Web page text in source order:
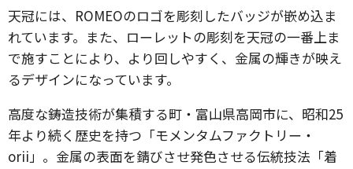
天冠には、ROMEOのロゴを彫刻したバッジが嵌め込ま
れています。また、ローレットの彫刻を天冠の一番上ま
で施すことにより、より回しやすく、金属の輝きが映え
るデザインになっています。
高度な鋳造技術が集積する町・富山県高岡市に、昭和25
年より続く歴史を持つ「モメンタムファクトリー・
orii」。金属の表面を錆びさせ発色させる伝統技法「着